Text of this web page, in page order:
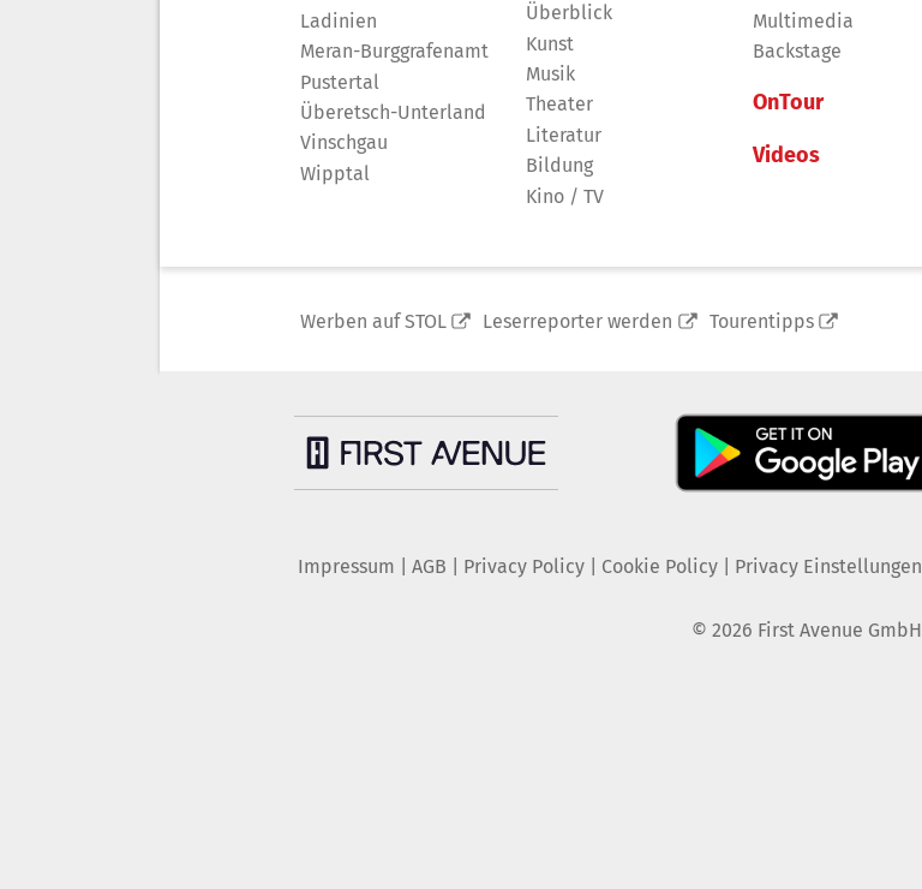
Ladinien
Meran-Burggrafenamt
Pustertal
Überetsch-Unterland
Vinschgau
Wipptal
Überblick
Kunst
Musik
Theater
Literatur
Bildung
Kino / TV
Multimedia
Backstage
OnTour
Videos
Werben auf STOL Leserreporter werden Tourentipps
Impressum AGB Privacy Policy| Cookie Policy| Privacy Einstellungen
© 2026 First Avenue GmbH